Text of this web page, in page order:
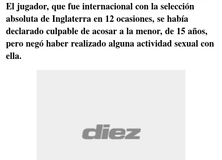
El jugador, que fue internacional con la selección
absoluta de Inglaterra en 12 ocasiones, se había
declaradoculpable de acosar a la menor, de 15 años,
pero negó haber realizado alguna actividad sexual con
ella.